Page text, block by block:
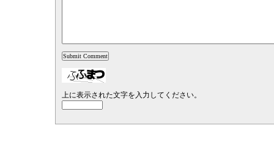
上に表示された文字を入力してください。